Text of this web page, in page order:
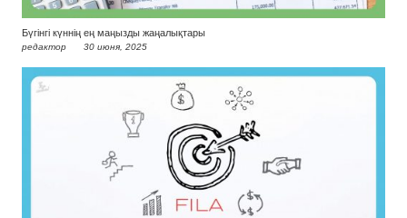
Бүгінгі күннің ең маңызды жаңалықтары
редактор 30 июня, 2025